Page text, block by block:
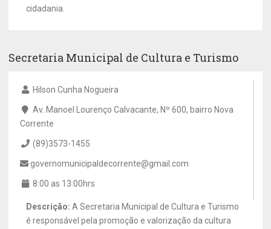
cidadania.
Secretaria Municipal de Cultura e Turismo
Hilson Cunha Nogueira
Av. Manoel Lourenço Calvacante, Nº 600, bairro Nova
Corrente
(89)3573-1455
governomunicipaldecorrente@gmail.com
8:00 as 13:00hrs
Descrição: A Secretaria Municipal de Cultura e Turismo
é responsável pela promoção e valorização da cultura